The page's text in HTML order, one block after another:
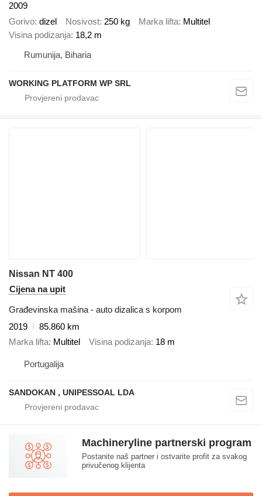
2009
Gorivo dizel Nosivost 250 kg Marka lifta Multitel
Visina podizanja 18,2 m
Rumunija, Biharia
WORKING PLATFORM WP SRL
Nissan NT 400
Cijena na upit
Građevinska mašina - auto dizalica s korpom
2019
85.860 km
Marka lifta Multitel Visina podizanja 18 m
Portugalija
SANDOKAN , UNIPESSOAL LDA
Machineryline partnerski program
Postanite naš partner i ostvarite profit za svakog
privučenog klijenta